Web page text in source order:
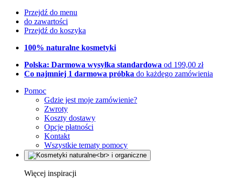
Przejdź do menu
do zawartości
Przejdź do koszyka
100% naturalne kosmetyki
Polska: Darmowa wysyłka standardowa od 199,00 zł
Co najmniej 1 darmowa próbka do każdego zamówienia
Pomoc
Gdzie jest moje zamówienie?
Zwroty
Koszty dostawy
Opcje płatności
Kontakt
Wszystkie tematy pomocy
Więcej inspiracji